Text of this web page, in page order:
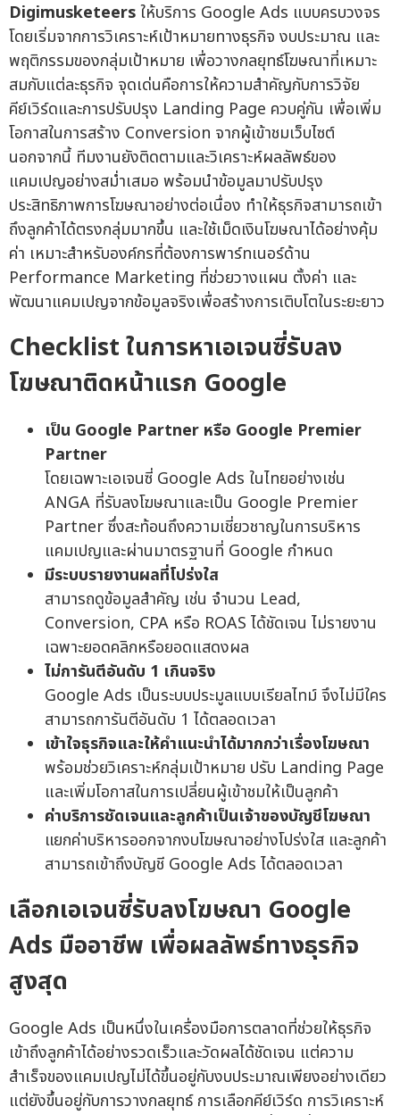
Digimusketeersให้บริการ Google Ads แบบครบวงจร
โดยเริ่มจากการวิเคราะห์เป้าหมายทางธุรกิจ งบประมาณ และ
พฤติกรรมของกลุ่มเป้าหมาย เพื่อวางกลยุทธ์โฆษณาที่เหมาะ
สมกับแต่ละธุรกิจ จุดเด่นคือการให้ความสำคัญกับการวิจัย
คีย์เวิร์ดและการปรับปรุง Landing Page ควบคู่กัน เพื่อเพิ่ม
โอกาสในการสร้าง Conversion จากผู้เข้าชมเว็บไซต์
นอกจากนี้ ทีมงานยังติดตามและวิเคราะห์ผลลัพธ์ของ
แคมเปญอย่างสม่ำเสมอ พร้อมนำข้อมูลมาปรับปรุง
ประสิทธิภาพการโฆษณาอย่างต่อเนื่อง ทำให้ธุรกิจสามารถเข้า
ถึงลูกค้าได้ตรงกลุ่มมากขึ้น และใช้เม็ดเงินโฆษณาได้อย่างคุ้ม
ค่า เหมาะสำหรับองค์กรที่ต้องการพาร์ทเนอร์ด้าน
Performance Marketing ที่ช่วยวางแผน ตั้งค่า และ
พัฒนาแคมเปญจากข้อมูลจริงเพื่อสร้างการเติบโตในระยะยาว
Checklist ในการหาเอเจนซี่รับลง
โฆษณาติดหน้าแรก Google
เป็น Google Partner หรือ Google Premier
Partner
โดยเฉพาะเอเจนซี่ Google Ads ในไทยอย่างเช่น
ANGA ที่รับลงโฆษณาและเป็น Google Premier
Partner ซึ่งสะท้อนถึงความเชี่ยวชาญในการบริหาร
แคมเปญและผ่านมาตรฐานที่ Google กำหนด
มีระบบรายงานผลที่โปร่งใส
สามารถดูข้อมูลสำคัญ เช่น จำนวน Lead,
Conversion, CPA หรือ ROAS ได้ชัดเจน ไม่รายงาน
เฉพาะยอดคลิกหรือยอดแสดงผล
ไม่การันตีอันดับ 1 เกินจริง
Google Ads เป็นระบบประมูลแบบเรียลไทม์ จึงไม่มีใคร
สามารถการันตีอันดับ 1 ได้ตลอดเวลา
เข้าใจธุรกิจและให้คำแนะนำได้มากกว่าเรื่องโฆษณา
พร้อมช่วยวิเคราะห์กลุ่มเป้าหมาย ปรับ Landing Page
และเพิ่มโอกาสในการเปลี่ยนผู้เข้าชมให้เป็นลูกค้า
ค่าบริการชัดเจนและลูกค้าเป็นเจ้าของบัญชีโฆษณา
แยกค่าบริหารออกจากงบโฆษณาอย่างโปร่งใส และลูกค้า
สามารถเข้าถึงบัญชี Google Ads ได้ตลอดเวลา
เลือกเอเจนซี่รับลงโฆษณา Google
Ads มืออาชีพ เพื่อผลลัพธ์ทางธุรกิจ
สูงสุด
Google Ads เป็นหนึ่งในเครื่องมือการตลาดที่ช่วยให้ธุรกิจ
เข้าถึงลูกค้าได้อย่างรวดเร็วและวัดผลได้ชัดเจน แต่ความ
สำเร็จของแคมเปญไม่ได้ขึ้นอยู่กับงบประมาณเพียงอย่างเดียว
แต่ยังขึ้นอยู่กับการวางกลยุทธ์ การเลือกคีย์เวิร์ด การวิเคราะห์